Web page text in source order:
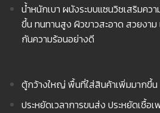
น้ำหนักเบา ผนังระบบแซนวิชเสริมคว
ขึ้น ทนทานสูง ผิวขาวสะอาด สวยงา
กันความร้อนอย่างดี
ตู้กว้างใหญ่ พื้นที่ใส่สินค้าเพิ่มมากขึ้น
ประหยัดเวลาการขนส่ง ประหยัดเชื้อ